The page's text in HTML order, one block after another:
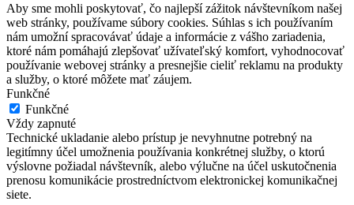
Aby sme mohli poskytovať, čo najlepší zážitok návštevníkom našej
web stránky, používame súbory cookies. Súhlas s ich používaním
nám umožní spracovávať údaje a informácie z vášho zariadenia,
ktoré nám pomáhajú zlepšovať užívateľský komfort, vyhodnocovať
používanie webovej stránky a presnejšie cieliť reklamu na produkty
a služby, o ktoré môžete mať záujem.
Funkčné
Funkčné
Vždy zapnuté
Technické ukladanie alebo prístup je nevyhnutne potrebný na
legitímny účel umožnenia používania konkrétnej služby, o ktorú
výslovne požiadal návštevník, alebo výlučne na účel uskutočnenia
prenosu komunikácie prostredníctvom elektronickej komunikačnej
siete.